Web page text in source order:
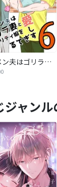
イケメン夫はゴリラ妻とプリティ娘を愛しすぎてる【同人版】
ジャン